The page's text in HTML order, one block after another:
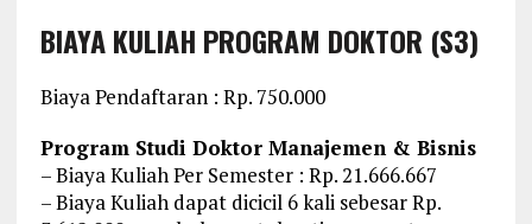
BIAYA KULIAH PROGRAM DOKTOR (S3)
Biaya Pendaftaran : Rp. 750.000
Program Studi Doktor Manajemen & Bisnis
– Biaya Kuliah Per Semester : Rp. 21.666.667
– Biaya Kuliah dapat dicicil 6 kali sebesar Rp.